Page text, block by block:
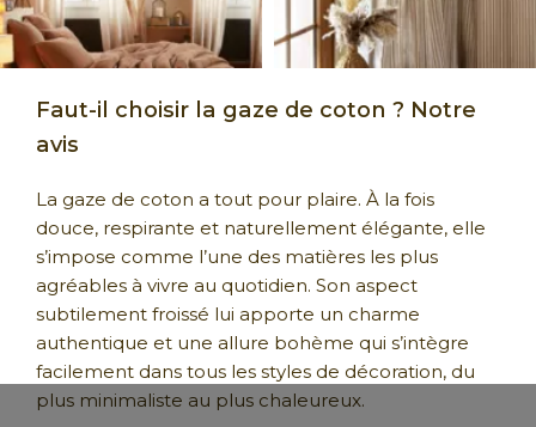
Faut-il choisir la gaze de coton ? Notre
avis
La gaze de coton a tout pour plaire. À la fois
douce, respirante et naturellement élégante, elle
s’impose comme l’une des matières les plus
agréables à vivre au quotidien. Son aspect
subtilement froissé lui apporte un charme
authentique et une allure bohème qui s’intègre
facilement dans tous les styles de décoration, du
plus minimaliste au plus chaleureux.